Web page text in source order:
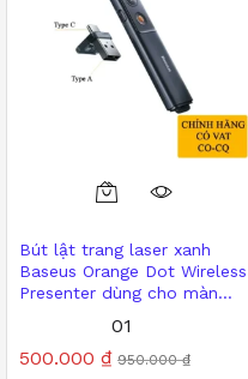
Bút lật trang laser xanh
Baseus Orange Dot Wireless
Presenter dùng cho màn
Được xếp
01
500.000 ₫ 950.000₫